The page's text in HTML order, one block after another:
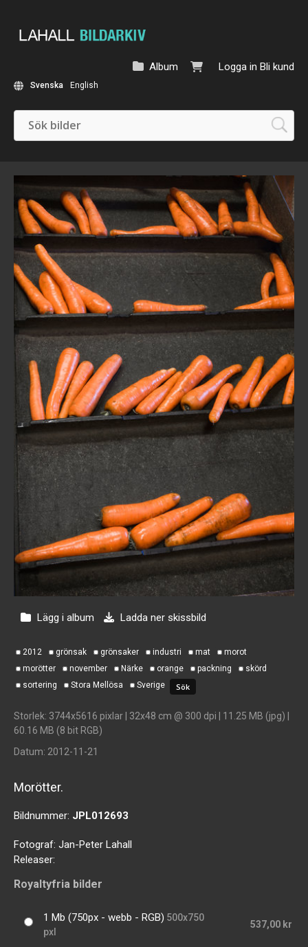
Logga in Bli kund
Album
Svenska English
Lägg i album Ladda ner skissbild
2012 grönsak grönsaker industri mat
morot
morötter
november Närke orange packning
skörd
sortering
Stora Mellösa Sverige
Storlek: 3744x5616 pixlar | 32x48 cm @ 300 dpi | 11.25 MB (jpg) |
60.16 MB (8 bit RGB)
Datum: 2012-11-21
Morötter.
Bildnummer: JPL012693
Fotograf: Jan-Peter Lahall
Releaser:
Royaltyfria bilder
1 Mb (750px - webb - RGB) 500x750
pxl
537,00 kr